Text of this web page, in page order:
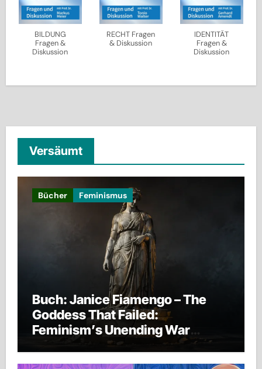
BILDUNG
Fragen &
Diskussion
RECHT Fragen
& Diskussion
IDENTITÄT
Fragen &
Diskussion
Versäumt
Bücher Feminismus
Buch: Janice Fiamengo – The
Goddess That Failed:
Feminism’s Unending War
against Men, Families, and
Civilization Itself